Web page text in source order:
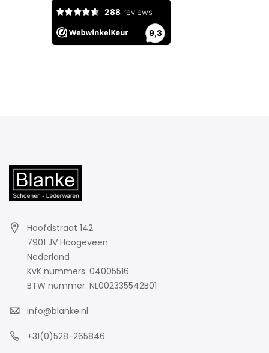
Hoofdstraat 142
7901 JV Hoogeveen
Nederland
KvK nummers: 04005516
BTW nummer: NL002335542B01
info@blanke.nl
+31(0)528-265846